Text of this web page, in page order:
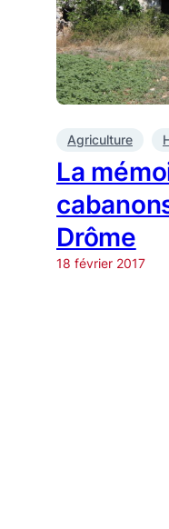
Agriculture
La
Drôme
18 février 2017